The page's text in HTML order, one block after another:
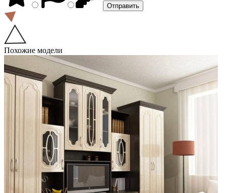
Похожие модели